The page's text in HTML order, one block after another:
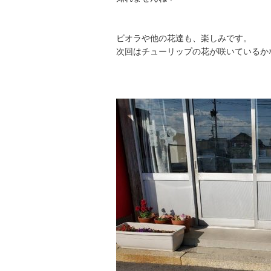
ビオラや他の花達も、楽しみです。
次回はチューリップの花が咲いているか